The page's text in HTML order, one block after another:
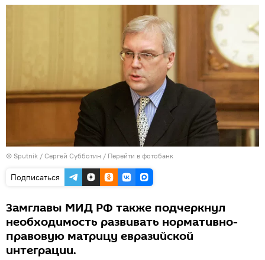
© Sputnik / Сергей Субботин / Перейти в фотобанк
Подписаться
Замглавы МИД РФ также подчеркнул
необходимость развивать нормативно-
правовую матрицу евразийской
интеграции.